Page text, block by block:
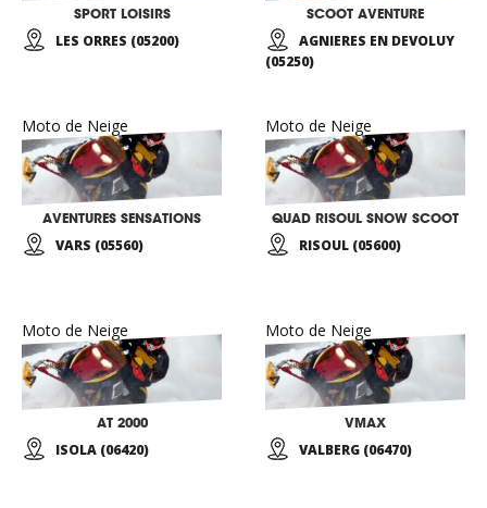
SPORT LOISIRS
LES ORRES (05200)
SCOOT AVENTURE
AGNIERES EN DEVOLUY
(05250)
Moto de Neige
AVENTURES SENSATIONS
VARS (05560)
Moto de Neige
QUAD RISOUL SNOW SCOOT
RISOUL (05600)
Moto de Neige
AT 2000
ISOLA (06420)
Moto de Neige
VMAX
VALBERG (06470)